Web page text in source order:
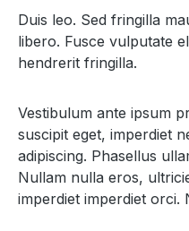
Duis leo. Sed fringilla
libero. Fusce vulputate
hendrerit fringilla.
Vestibulum ante ipsum
suscipit eget, imperdiet
adipiscing. Phasellus
Nullam nulla eros,
imperdiet imperdiet